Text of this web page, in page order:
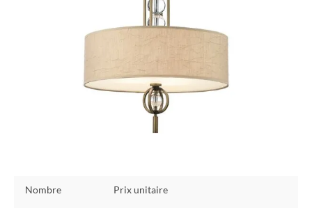
Nombre Prix unitaire